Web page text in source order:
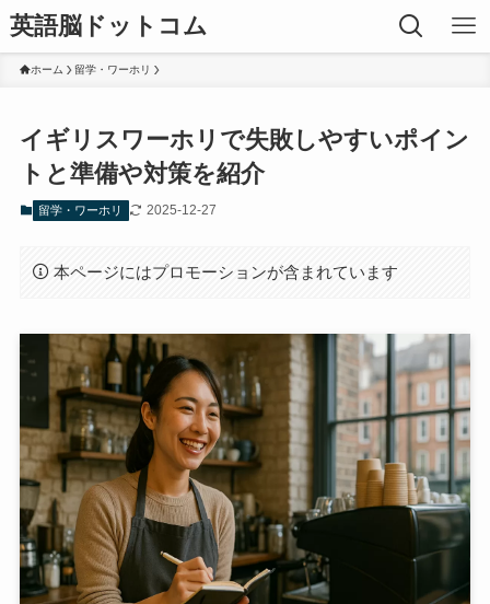
英語脳ドットコム
ホーム 留学・ワーホリ
イギリスワーホリで失敗しやすいポイン
トと準備や対策を紹介
留学・ワーホリ 2025-12-27
本ページにはプロモーションが含まれています